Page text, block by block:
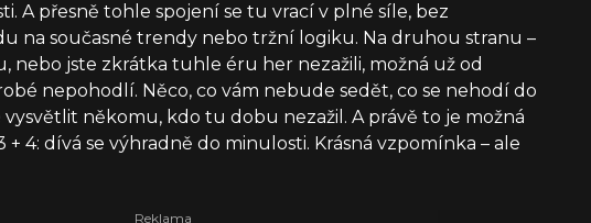
A přesně tohle spojení se tu vrací v plné síle, bez
na současné trendy nebo tržní logiku. Na druhou stranu –
nebo jste zkrátka tuhle éru her nezažili, možná už od
nepohodlí. Něco, co vám nebude sedět, co se nehodí do
vysvětlit někomu, kdo tu dobu nezažil. A právě to je možná
+ 4: dívá se výhradně do minulosti. Krásná vzpomínka – ale